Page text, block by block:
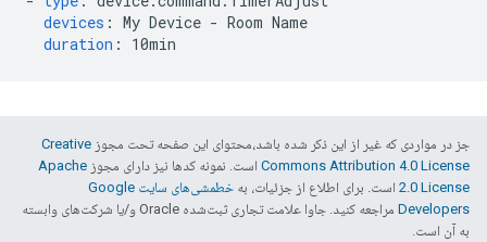
devices : My Device - Room Name
duration : 10min
جز در مواردی که غیر از این ذکر شده باشد،‌محتوای این صفحه تحت مجوز Creative
Commons Attribution 4.0 License است. نمونه کدها نیز دارای مجوز Apache
2.0 License است. برای اطلاع از جزئیات، به
خطمشی‌های سایت Google
Developers‏
مراجعه کنید. جاوا علامت تجاری ثبت‌شده Oracle و/یا شرکت‌های وابسته
به آن است.